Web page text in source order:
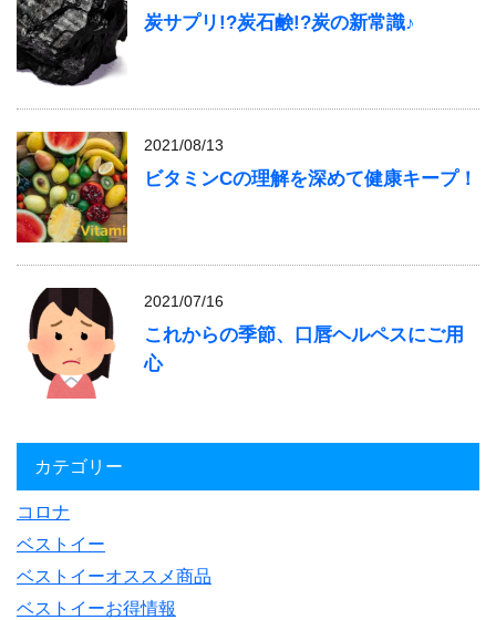
炭サプリ!?炭石鹸!?炭の新常識♪
2021/08/13
ビタミンCの理解を深めて健康キープ！
2021/07/16
これからの季節、口唇ヘルペスにご用
心
カテゴリー
コロナ
ベストイー
ベストイーオススメ商品
ベストイーお得情報